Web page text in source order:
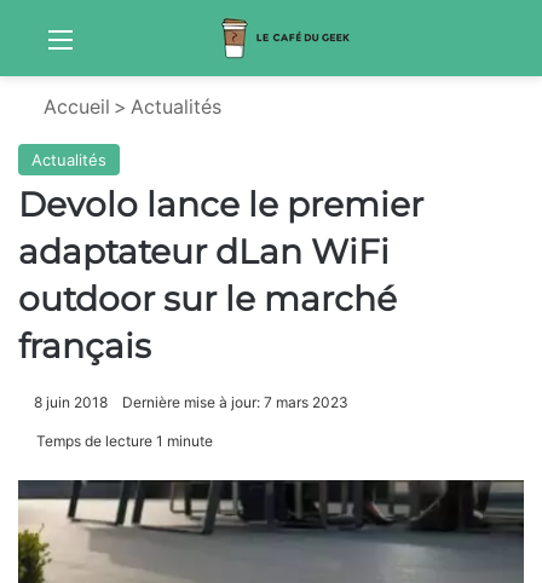
Accueil > Actualités
Actualités
Devolo lance le premier
adaptateur dLan WiFi
outdoor sur le marché
français
8 juin 2018 Dernière mise à jour: 7 mars 2023
Temps de lecture 1 minute